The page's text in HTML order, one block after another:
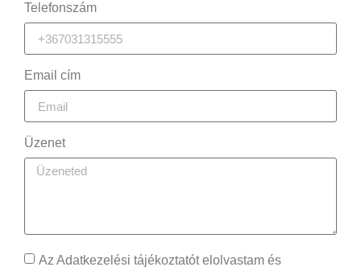
Telefonszám
Email cím
Üzenet
Az Adatkezelési tájékoztatót elolvastam és